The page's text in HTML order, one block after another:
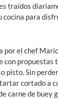
traídos
cocina para
por el chef
propuestas
pisto. Sin
cortado a
carne de